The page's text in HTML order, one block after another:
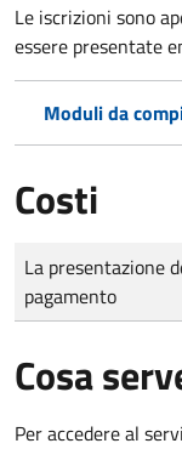
Le iscrizioni sono
essere presentate
Moduli da
Costi
Tipo di pagamento
Importo
La presentazione
pagamento
Cosa
Per accedere al